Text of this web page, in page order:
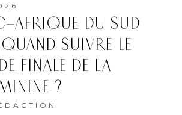
DU SUD
SUIVRE LE
FINALE DE LA
?